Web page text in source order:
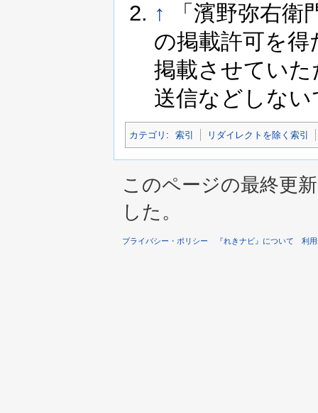
↑
「濱野弥右衛
の掲載許可を
掲載させてい
送信などしな
カテゴリ : 索引 リダイレクトを除く索引
このページの最終更
した。
プライバシー・ポリシー 『れきナビ』について 利